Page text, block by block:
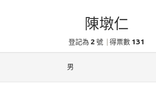
陳墩仁
登記為 2 號 得票數 131
男